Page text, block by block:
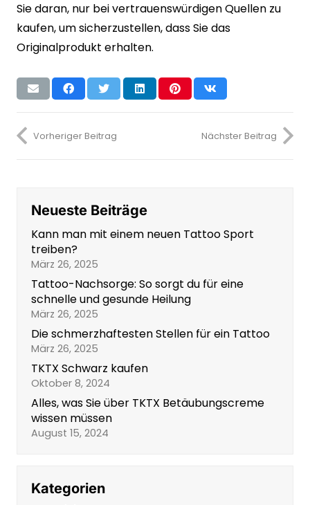
Sie daran, nur bei vertrauenswürdigen Quellen zu
kaufen, um sicherzustellen, dass Sie das
Originalprodukt erhalten.
Vorheriger Beitrag Nächster Beitrag
Neueste Beiträge
Kann man mit einem neuen Tattoo Sport
treiben?
März 26, 2025
Tattoo-Nachsorge: So sorgt du für eine
schnelle und gesunde Heilung
März 26, 2025
Die schmerzhaftesten Stellen für ein Tattoo
März 26, 2025
TKTX Schwarz kaufen
Oktober 8, 2024
Alles, was Sie über TKTX Betäubungscreme
wissen müssen
August 15, 2024
Kategorien